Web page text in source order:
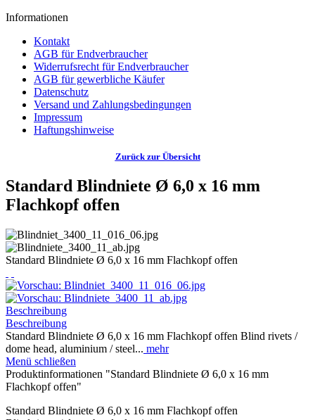
Informationen
Kontakt
AGB für Endverbraucher
Widerrufsrecht für Endverbraucher
AGB für gewerbliche Käufer
Datenschutz
Versand und Zahlungsbedingungen
Impressum
Haftungshinweise
Zurück zur Übersicht
Standard Blindniete Ø 6,0 x 16 mm
Flachkopf offen
Standard Blindniete Ø 6,0 x 16 mm Flachkopf offen
Beschreibung
Beschreibung
Standard Blindniete Ø 6,0 x 16 mm Flachkopf offen Blind rivets /
dome head, aluminium / steel... mehr
Menü schließen
Produktinformationen "Standard Blindniete Ø 6,0 x 16 mm
Flachkopf offen"
Standard Blindniete Ø 6,0 x 16 mm Flachkopf offen